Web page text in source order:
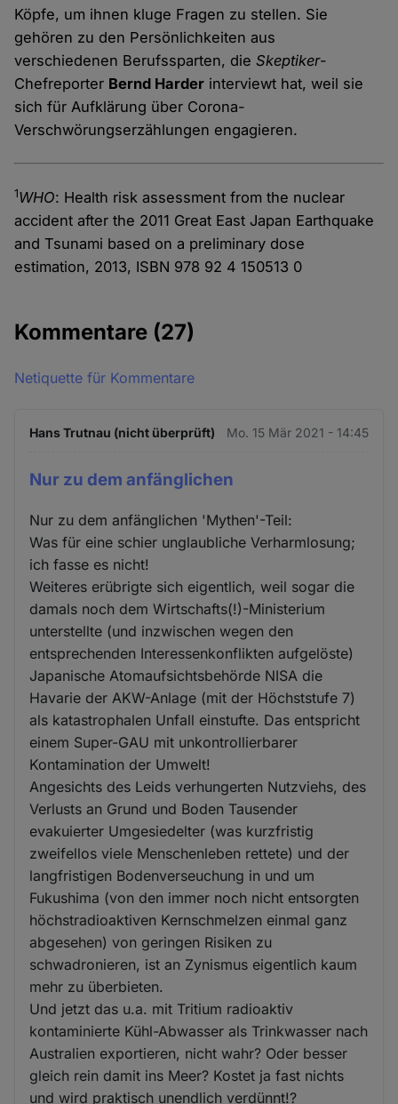
Köpfe, um ihnen kluge Fragen zu stellen. Sie
gehören zu den Persönlichkeiten aus
verschiedenen Berufssparten, dieSkeptiker-
Chefreporter Bernd Harder interviewt hat, weil sie
sich für Aufklärung über Corona-
Verschwörungserzählungen engagieren.
1WHO: Health risk assessment from the nuclear
accident after the 2011 Great East Japan Earthquake
and Tsunami based on a preliminary dose
estimation, 2013, ISBN 978 92 4 150513 0
Kommentare (27)
Netiquette für Kommentare
Hans Trutnau (nicht überprüft) Mo. 15 Mär 2021 - 14:45
Nur zu dem anfänglichen
Nur zu dem anfänglichen 'Mythen'-Teil:
Was für eine schier unglaubliche Verharmlosung;
ich fasse es nicht!
Weiteres erübrigte sich eigentlich, weil sogar die
damals noch dem Wirtschafts(!)-Ministerium
unterstellte (und inzwischen wegen den
entsprechenden Interessenkonflikten aufgelöste)
Japanische Atomaufsichtsbehörde NISA die
Havarie der AKW-Anlage (mit der Höchststufe 7)
als katastrophalen Unfall einstufte. Das entspricht
einem Super-GAU mit unkontrollierbarer
Kontamination der Umwelt!
Angesichts des Leids verhungerten Nutzviehs, des
Verlusts an Grund und Boden Tausender
evakuierter Umgesiedelter (was kurzfristig
zweifellos viele Menschenleben rettete) und der
langfristigen Bodenverseuchung in und um
Fukushima (von den immer noch nicht entsorgten
höchstradioaktiven Kernschmelzen einmal ganz
abgesehen) von geringen Risiken zu
schwadronieren, ist an Zynismus eigentlich kaum
mehr zu überbieten.
Und jetzt das u.a. mit Tritium radioaktiv
kontaminierte Kühl-Abwasser als Trinkwasser nach
Australien exportieren, nicht wahr? Oder besser
gleich rein damit ins Meer? Kostet ja fast nichts
und wird praktisch unendlich verdünnt!?